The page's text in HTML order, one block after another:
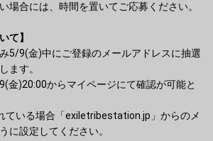
場合には、時間を置いてご応募ください。
て】
5/9(金)中にご登録のメールアドレスに抽選
ます。
金)20:00からマイページにて確認が可能と
ている場合「exiletribestation.jp」からのメ
に設定してください。